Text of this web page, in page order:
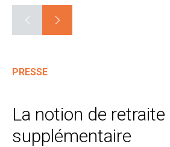
PRESSE
La notion de retraite
supplémentaire